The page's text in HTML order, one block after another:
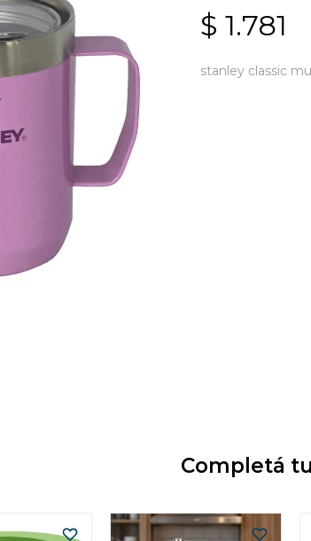
$ 1.781
stanley classic
Completá